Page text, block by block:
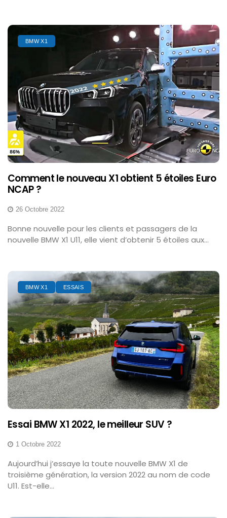
BMW X1
Comment le nouveau X1 obtient 5 étoiles Euro
NCAP ?
26 Octobre 2022
Bonne nouvelle pour les clients et passagers de la
nouvelle BMW X1 U11, elle vient d’obtenir 5 étoiles aux...
BMW X1 ESSAIS
Essai BMW X1 2022, le meilleur SUV ?
1 Octobre 2022
Aujourd’hui j’essaye la toute nouvelle BMW X1 de
troisième génération, la version 2022 au nom de code
U11. Est-elle...